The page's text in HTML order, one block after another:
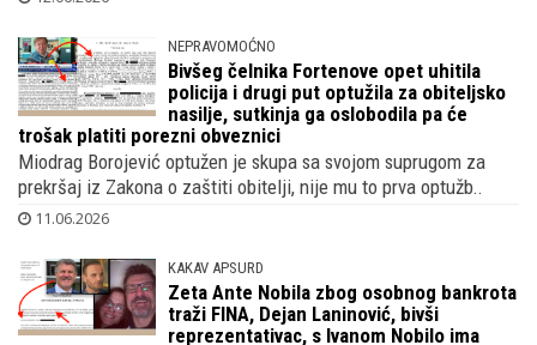
Zvijezda nogometne reprezentacije iz BiH godinama ljetuje u
Dubrovniku, no manje je znano kako posjeduje i etažu u naj..
12.06.2026
NEPRAVOMOĆNO
Bivšeg čelnika Fortenove opet uhitila
policija i drugi put optužila za obiteljsko
nasilje, sutkinja ga oslobodila pa će
trošak platiti porezni obveznici
Miodrag Borojević optužen je skupa sa svojom suprugom za
prekršaj iz Zakona o zaštiti obitelji, nije mu to prva optužb..
11.06.2026
KAKAV APSURD